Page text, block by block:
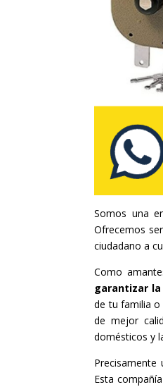
Somos una
Ofrecemos
ciudadano a
Como
garantizar
de tu familia o
de mejor
domésticos y
Precisamente
Esta